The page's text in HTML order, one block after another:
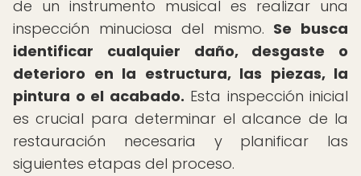
de un instrumento musical es realizar una
inspección minuciosa del mismo. Se busca
identificar cualquier daño, desgaste o
deterioro en la estructura, las piezas, la
pintura o el acabado. Esta inspección inicial
es crucial para determinar el alcance de la
restauración necesaria y planificar las
siguientes etapas del proceso.